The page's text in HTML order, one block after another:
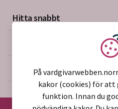
Hitta snabbt
Mer på vårdgivarwebben
Om webbplatsen
På
kakor (cookies) för att
funktion. Innan du